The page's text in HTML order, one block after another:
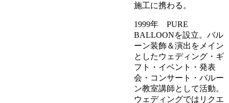
施工に携わる。
1999年 PURE
BALLOONを設立。バル
ーン装飾＆演出をメイン
としたウェディング・ギ
フト・イベント・発表
会・コンサート・バルー
ン教室講師として活動。
ウェディングではリクエ